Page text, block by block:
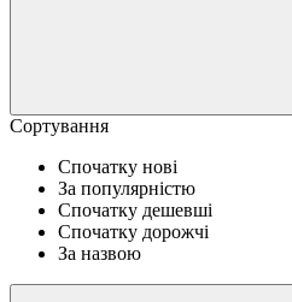
Сортування
Спочатку нові
За популярністю
Спочатку дешевші
Спочатку дорожчі
За назвою